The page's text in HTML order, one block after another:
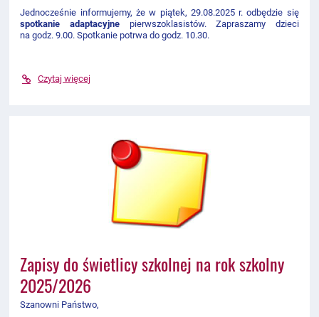
Jednocześnie informujemy, że w piątek, 29.08.2025 r. odbędzie się
spotkanie adaptacyjne pierwszoklasistów. Zapraszamy dzieci
na godz. 9.00. Spotkanie potrwa do godz. 10.30.
Czytaj więcej
Zapisy do świetlicy szkolnej na rok szkolny
2025/2026
Szanowni Państwo,